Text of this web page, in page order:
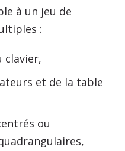
à un jeu de
:
clavier,
et de la table
ou